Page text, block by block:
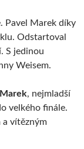
Pavel Marek díky
Odstartoval
S jedinou
Weisem.
, nejmladší
velkého finále.
a vítězným